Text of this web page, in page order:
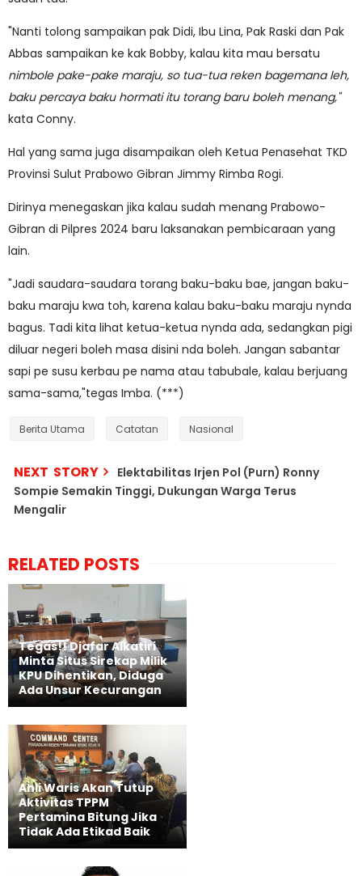
"Nanti tolong sampaikan pak Didi, Ibu Lina, Pak Raski dan Pak
Abbas sampaikan ke kak Bobby, kalau kita mau bersatu
nimbole pake-pake maraju, so tua-tua reken bagemana leh,
baku percaya baku hormati itu torang baru boleh menang,"
kata Conny.
Hal yang sama juga disampaikan oleh Ketua Penasehat TKD
Provinsi Sulut Prabowo Gibran Jimmy Rimba Rogi.
Dirinya menegaskan jika kalau sudah menang Prabowo-
Gibran di Pilpres 2024 baru laksanakan pembicaraan yang
lain.
"Jadi saudara-saudara torang baku-baku bae, jangan baku-
baku maraju kwa toh, karena kalau baku-baku maraju nynda
bagus. Tadi kita lihat ketua-ketua nynda ada, sedangkan pigi
diluar negeri boleh masa disini nda boleh. Jangan sabantar
sapi pe susu kerbau pe nama atau tabubale, kalau berjuang
sama-sama,"tegas Imba. (***)
Berita Utama Catatan Nasional
NEXT STORY
Elektabilitas Irjen Pol (Purn) Ronny
Sompie Semakin Tinggi, Dukungan Warga Terus
Mengalir
RELATED POSTS
Tegas!! Djafar Alkatiri
Minta Situs Sirekap Milik
KPU Dihentikan, Diduga
Ada Unsur Kecurangan
Ahli Waris Akan Tutup
Aktivitas TPPM
Pertamina Bitung Jika
Tidak Ada Etikad Baik